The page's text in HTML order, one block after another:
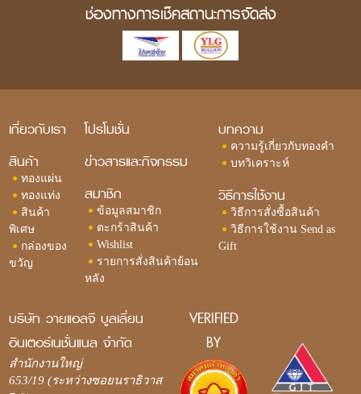
ช่องทางการเช็คสถานะการจัดส่ง
เกี่ยวกับเรา
สินค้า
ทองแผ่น
ทองแท่ง
สินค้า
พิเศษ
กล่องของ
ขวัญ
โปรโมชั่น
ข่าวสารและกิจกรรม
สมาชิก
ข้อมูลสมาชิก
ตะกร้าสินค้า
Wishlist
รายการสั่งสินค้าย้อน
หลัง
บทความ
ความรู้เกี่ยวกับทองคำ
บทวิเคราะห์
วิธีการใช้งาน
วิธีการสั่งซื้อสินค้า
วิธีการใช้งาน Send as
Gift
บริษัท วายแอลจี บูลเลี่ยน
อินเตอร์เนชั่นแนล จำกัด
สำนักงานใหญ่
653/19 (ระหว่างซอยนราธิวาส
VERIFIED
BY